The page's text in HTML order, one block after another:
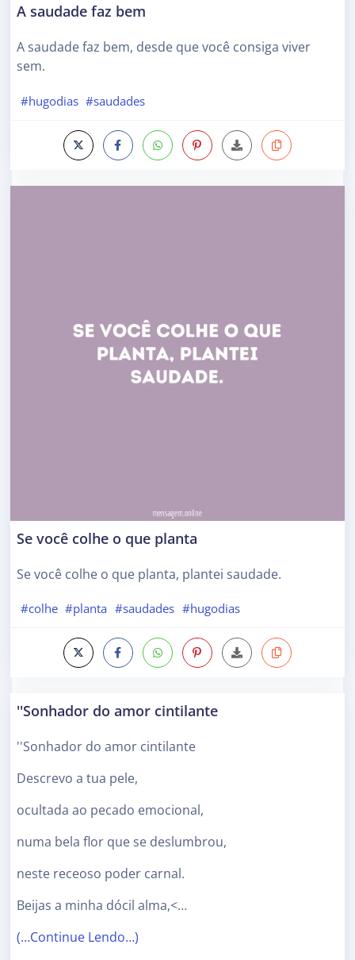
A saudade faz bem
A saudade faz bem, desde que você consiga viver
sem.
#hugodias #saudades
Se você colhe o que planta
Se você colhe o que planta, plantei saudade.
#colhe #planta #saudades #hugodias
''Sonhador do amor cintilante
''Sonhador do amor cintilante
Descrevo a tua pele,
ocultada ao pecado emocional,
numa bela flor que se deslumbrou,
neste receoso poder carnal.
Beijas a minha dócil alma,<…
(…Continue Lendo…)